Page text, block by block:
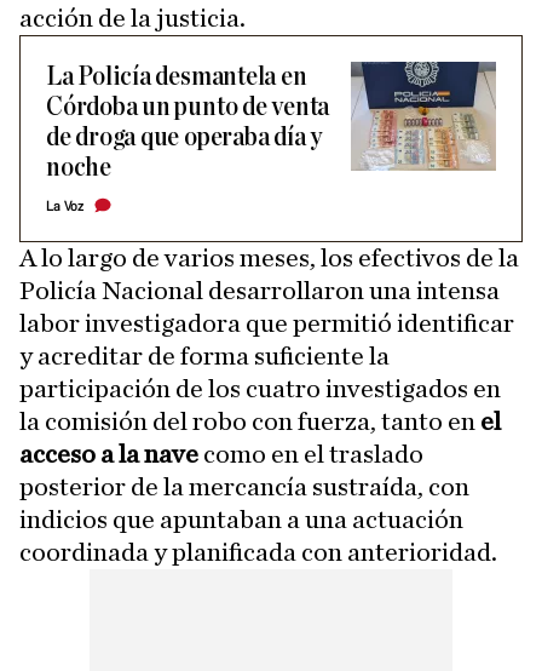
acción de la justicia.
La Policía desmantela en
Córdoba un punto de venta
de droga que operaba día y
noche
La Voz
A lo largo de varios meses, los efectivos de la
Policía Nacional desarrollaron una intensa
labor investigadora que permitió identificar
y acreditar de forma suficiente la
participación de los cuatro investigados en
la comisión del robo con fuerza, tanto en el
acceso a la nave como en el traslado
posterior de la mercancía sustraída, con
indicios que apuntaban a una actuación
coordinada y planificada con anterioridad.